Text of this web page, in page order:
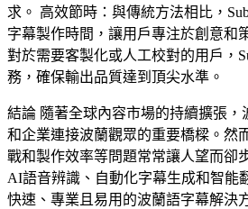
求。 高效節時：與傳統方法相比，
字幕製作時間，讓用戶專注於創意和
對於需要客製化或人工校對的用戶，
務，確保輸出品質達到頂尖水準。
結論 隨著全球內容市場的持續擴張，
和企業連接波蘭觀眾的重要橋樑。然
戰和製作效率等問題常常讓人望而卻
AI語音辨識、自動化字幕生成和智能
快速、專業且易用的波蘭語字幕解決